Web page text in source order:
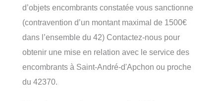
d’objets encombrants constatée vous sanctionne
(contravention d’un montant maximal de 1500€
dans l’ensemble du 42) Contactez-nous pour
obtenir une mise en relation avec le service des
encombrants à Saint-André-d'Apchon ou proche
du 42370.